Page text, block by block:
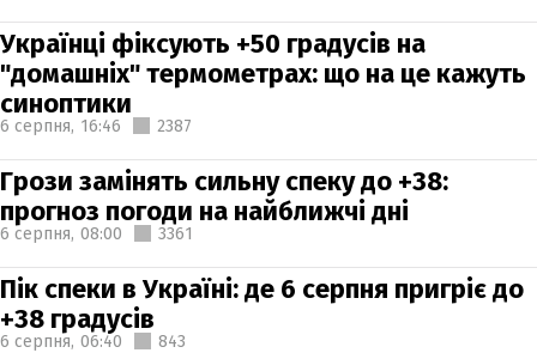
Українці фіксують +50 градусів на
"домашніх" термометрах: що на це кажуть
синоптики
6 серпня, 16:46 2387
Грози замінять сильну спеку до +38:
прогноз погоди на найближчі дні
6 серпня, 08:00 3361
Пік спеки в Україні: де 6 серпня пригріє до
+38 градусів
6 серпня, 06:40 843